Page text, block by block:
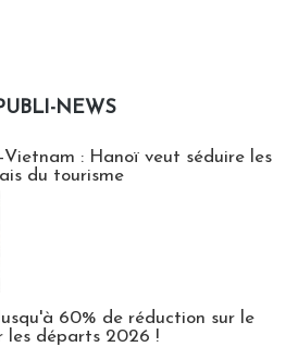
NEWS
: Hanoï veut séduire les
du tourisme
60% de réduction sur le
les départs 2026 !